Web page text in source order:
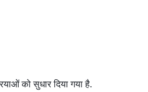
को सुधार दिया गया है.